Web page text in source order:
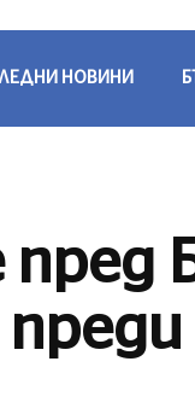
НОВИНИ